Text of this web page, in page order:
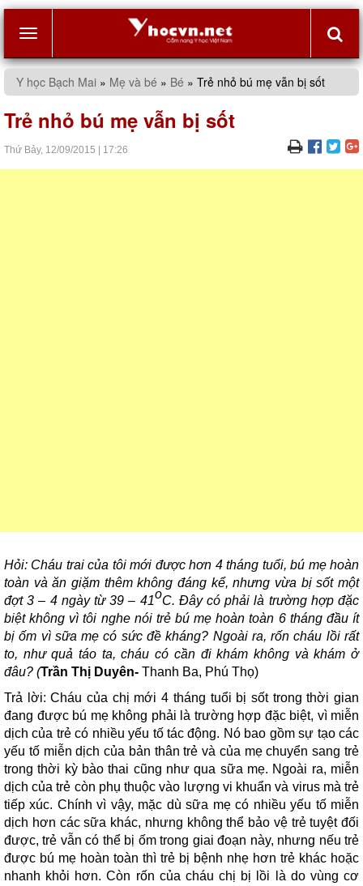
navigation
Y học Bạch Mai » Mẹ và bé » Bé » Trẻ nhỏ bú mẹ vẫn bị sốt
Trẻ nhỏ bú mẹ vẫn bị sốt
Thứ Bảy, 12/09/2015 17:26
Hỏi: Cháu trai của tôi mới được hơn 4 tháng tuổi, bú mẹ hoàn
toàn và ăn giặm thêm không đáng kể, nhưng vừa bị sốt một
đợt 3 – 4 ngày từ 39 – 41oC. Đây có phải là trường hợp đặc
biệt không vì tôi nghe nói trẻ bú mẹ hoàn toàn 6 tháng đầu ít
bị ốm vì sữa mẹ có sức đề kháng? Ngoài ra, rốn cháu lồi rất
to, như quả táo ta, cháu có cần đi khám không và khám ở
đâu? (Trần Thị Duyên- Thanh Ba, Phú Thọ)
Trả lời: Cháu của chị mới 4 tháng tuổi bị sốt trong thời gian
đang được bú mẹ không phải là trường hợp đặc biệt, vì miễn
dịch của trẻ có nhiều yếu tố tác động. Nó bao gồm sự tạo các
yếu tố miễn dịch của bản thân trẻ và của mẹ chuyển sang trẻ
trong thời kỳ bào thai cũng như qua sữa mẹ. Ngoài ra, miễn
dịch của trẻ còn phụ thuộc vào lượng vi khuẩn và virus mà trẻ
tiếp xúc. Chính vì vậy, mặc dù sữa mẹ có nhiều yếu tố miễn
dịch hơn các sữa khác, nhưng không thể bảo vệ trẻ tuyệt đối
được, trẻ vẫn có thể bị ốm trong giai đoạn này, nhưng nếu trẻ
được bú mẹ hoàn toàn thì trẻ bị bệnh nhẹ hơn trẻ khác hoặc
nhanh khỏi hơn. Còn rốn của cháu chị bị lồi là do vùng cơ